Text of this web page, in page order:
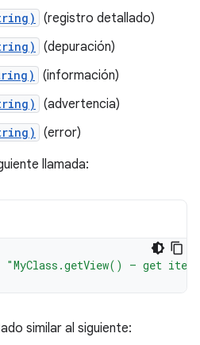
(registro detallado)
(depuración)
(información)
(advertencia)
(error)
llamada:
"MyClass.getView() — get item
similar al siguiente: